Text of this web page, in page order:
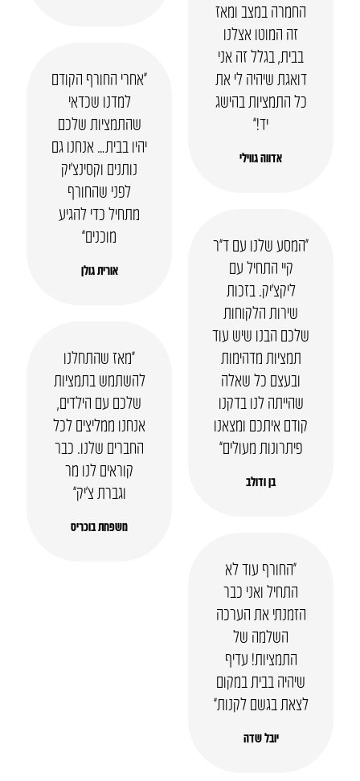
החמרה במצב ומאז
זה המוטו אצלנו
בבית, בגלל זה אני
דואגת שיהיה לי את
כל התמציות בהישג
יד!”
אדווה גווילי
“אחרי החורף הקודם
למדנו שכדאי
שהתמציות שלכם
יהיו בבית… אנחנו גם
נותנים וקסינצ’יק
לפני שהחורף
מתחיל כדי להגיע
מוכנים”
אורית גולן
“המסע שלנו עם ד”ר
קיי התחיל עם
ליקצ’יק. בזכות
שירות הלקוחות
שלכם הבנו שיש עוד
תמציות מדהימות
ובעצם כל שאלה
שהייתה לנו בדקנו
קודם איתכם ומצאנו
פיתרונות מעולים”
בן ודולב
“מאז שהתחלנו
להשתמש בתמציות
שלכם עם הילדים,
אנחנו ממליצים לכל
החברים שלנו. כבר
קוראים לנו מר
וגברת צ’יק”
משפחת בוכריס
“החורף עוד לא
התחיל ואני כבר
הזמנתי את הערכה
השלמה של
התמציות! עדיף
שיהיה בבית במקום
לצאת בגשם לקנות”
יובל שדה